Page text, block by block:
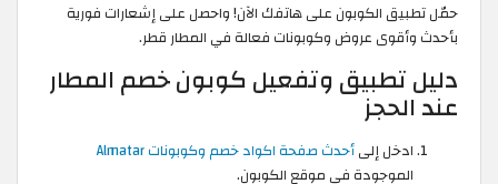
حمّل تطبيق الكوبون على هاتفك الآن! واحصل على إشعارات فورية
بأحدث وأقوى عروض وكوبونات فعالة في المطار قطر.
دليل تطبيق وتفعيل كوبون خصم المطار
عند الحجز
ادخل إلىأحدث صفحة اكواد خصم وكوبونات Almatar
الموجودة في موقع الكوبون.